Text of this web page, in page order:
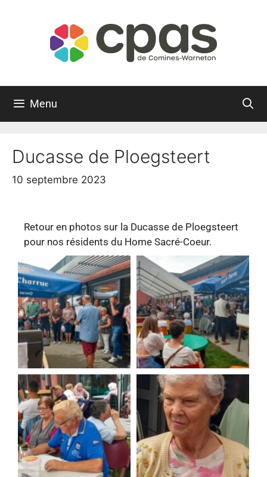
Menu
Ducasse de Ploegsteert
10 septembre 2023
Retour en photos sur la Ducasse de Ploegsteert
pour nos résidents du Home Sacré-Coeur.